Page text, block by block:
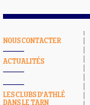
NOUS CONTACTER
ACTUALITÉS
LES CLUBS D'ATHLÉ
DANS LE TARN